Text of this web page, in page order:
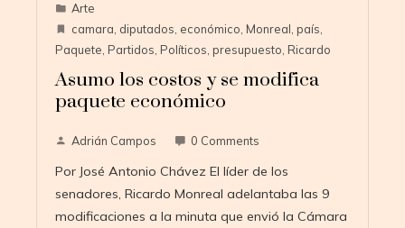
Arte
camara, diputados, económico, Monreal, país,
Paquete, Partidos, Políticos, presupuesto, Ricardo
Asumo los costos y se modifica
paquete económico
Adrián Campos 0 Comments
Por José Antonio Chávez El líder de los
senadores, Ricardo Monreal adelantaba las 9
modificaciones a la minuta que envió la Cámara